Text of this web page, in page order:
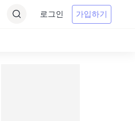
로그인 가입하기